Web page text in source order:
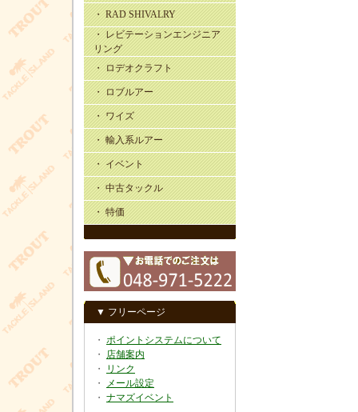
・ RAD SHIVALRY
・ レビテーションエンジニア
リング
・ ロデオクラフト
・ ロブルアー
・ ワイズ
・ 輸入系ルアー
・ イベント
・ 中古タックル
・ 特価
▼ フリーページ
・ ポイントシステムについて
・ 店舗案内
・
リンク
・
メール設定
・ ナマズイベント